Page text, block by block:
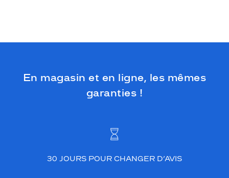
En magasin et en ligne, les mêmes
garanties !
30 JOURS POUR CHANGER D’AVIS